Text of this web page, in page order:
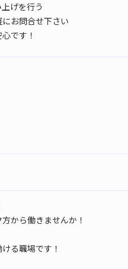
げを行う
お問合せ下さい
です！
から働きませんか！
る職場です！